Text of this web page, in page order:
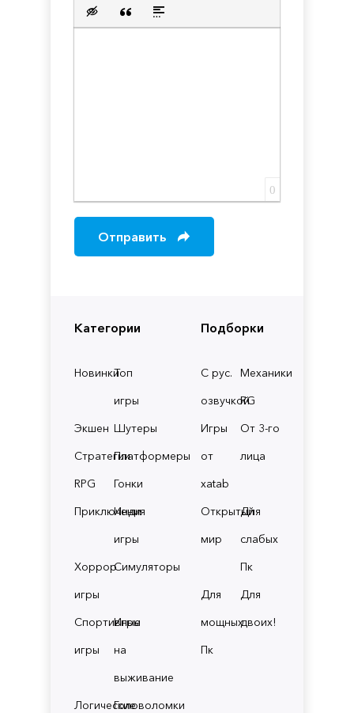
Категории
НовинкиТоп
игры
Экшен Шутеры
СтратегииПлатформеры
RPG
Гонки
Приключения
Инди
игры
Хоррор
игры
Симуляторы
Спортивные
игры
Игры
на
выживание
ЛогическиеГоловоломки
Подборки
С рус.
озвучкой
Механики
RG
Игры
от
xatab
От 3-го
лица
Открытый
мир
Для
слабых
Пк
Для
мощных
Пк
Для
двоих!
Вставка скрытого текста
Вставка цитаты
Вставка спойлера
0
Отправить